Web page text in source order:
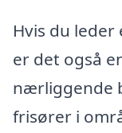
Hvis du
er det også
nærliggende
frisører i